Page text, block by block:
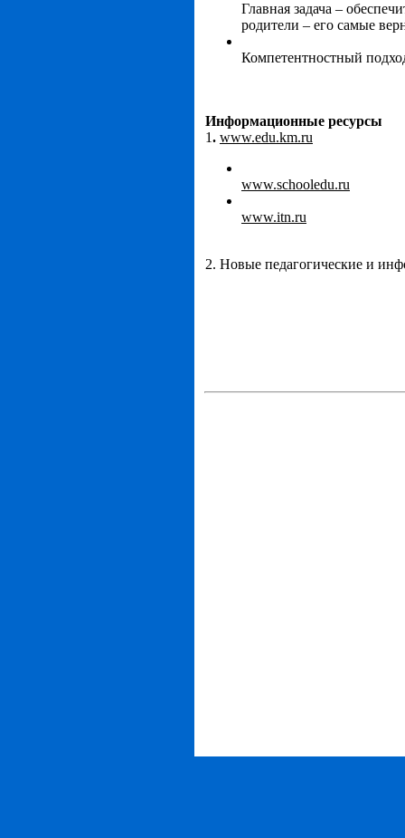
Главная задача –
родители – его самые
Компетентностный
Информационные ресурсы
1. www.edu.km.ru
www.schooledu.ru
www.itn.ru
2. Новые педагогические и